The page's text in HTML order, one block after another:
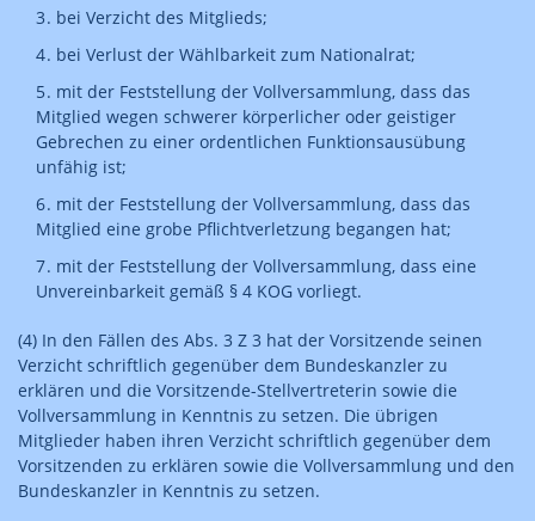
bei Verzicht des Mitglieds;
bei Verlust der Wählbarkeit zum Nationalrat;
mit der Feststellung der Vollversammlung, dass das
Mitglied wegen schwerer körperlicher oder geistiger
Gebrechen zu einer ordentlichen Funktionsausübung
unfähig ist;
mit der Feststellung der Vollversammlung, dass das
Mitglied eine grobe Pflichtverletzung begangen hat;
mit der Feststellung der Vollversammlung, dass eine
Unvereinbarkeit gemäß § 4 KOG vorliegt.
(4) In den Fällen des Abs. 3 Z 3 hat der Vorsitzende seinen
Verzicht schriftlich gegenüber dem Bundeskanzler zu
erklären und die Vorsitzende-Stellvertreterin sowie die
Vollversammlung in Kenntnis zu setzen. Die übrigen
Mitglieder haben ihren Verzicht schriftlich gegenüber dem
Vorsitzenden zu erklären sowie die Vollversammlung und den
Bundeskanzler in Kenntnis zu setzen.